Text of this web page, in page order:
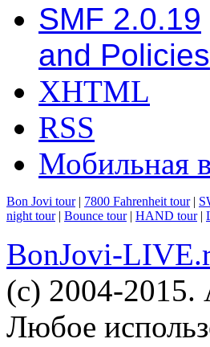
SMF 2.0.19
and Policies
XHTML
RSS
Мобильная
Bon Jovi tour| 7800 Fahrenheit tour|
night tour| Bounce tour| HAND tour|
BonJovi-
(c) 2004-
Любое